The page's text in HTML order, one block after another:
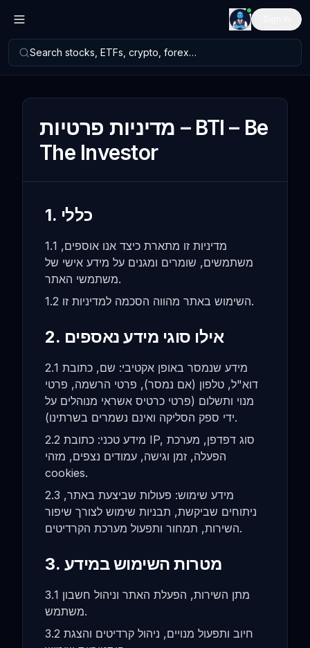
Search stocks, ETFs, crypto, forex…
מדיניות פרטיות – BTI – Be
The Investor
1. כללי
1.1 מדיניות זו מתארת כיצד אנו אוספים,
משתמשים, שומרים ומגנים על מידע אישי של
משתמשי האתר.
1.2 השימוש באתר מהווה הסכמה למדיניות זו.
2. אילו סוגי מידע נאספים
2.1 מידע שנמסר באופן אקטיבי: שם, כתובת
דוא"ל, טלפון (אם נמסר), פרטי הרשמה, פרטי
מנוי ותשלום (פרטי כרטיס אשראי מנוהלים על
ידי ספק הסליקה ואינם נשמרים בשרתינו).
2.2 מידע טכני: כתובת IP, סוג דפדפן, מערכת
הפעלה, זמן וגישה, עמודים נצפים, מזהי
cookies.
2.3 מידע שימוש: פעולות שביצעת באתר,
ניתוחים שביקשת, תבניות שימוש לצורך שיפור
השירות, תמחור ותפעול מערכת הקרדיטים.
3. מטרות השימוש במידע
3.1 מתן השירות, הפעלת האתר וניהול חשבון
משתמש.
3.2 חיוב ותפעול מנויים, ניהול קרדיטים והצגת